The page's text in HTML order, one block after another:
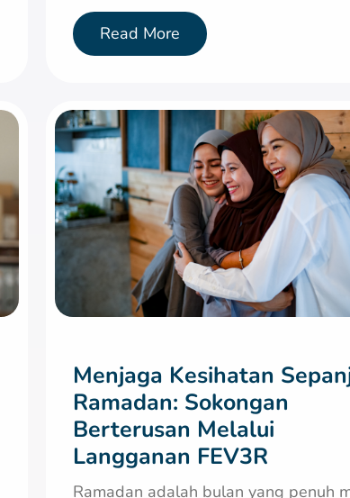
Read More
Menjaga Kesihatan
Ramadan: Sokongan
Berterusan Melalui
Langganan FEV3R
Ramadan adalah bulan yang penuh